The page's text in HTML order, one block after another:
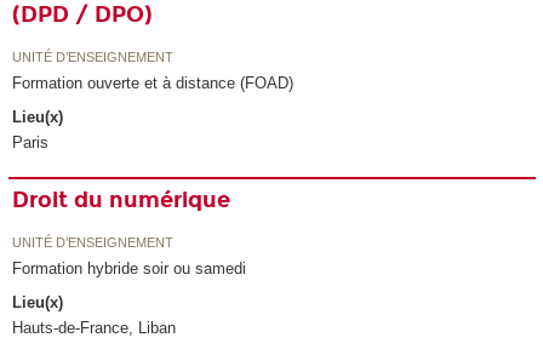
(DPD / DPO)
UNITÉ D’ENSEIGNEMENT
Formation ouverte et à distance (FOAD)
Lieu(x)
Paris
Droit du numérique
UNITÉ D’ENSEIGNEMENT
Formation hybride soir ou samedi
Lieu(x)
Hauts-de-France, Liban